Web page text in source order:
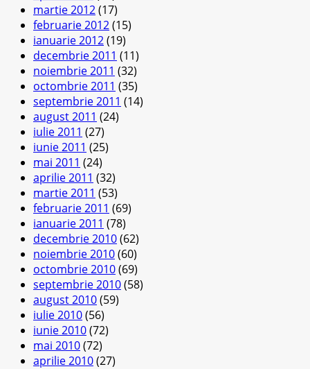
martie 2012(17)
februarie 2012(15)
ianuarie 2012(19)
decembrie 2011 (11)
noiembrie 2011 (32)
octombrie 2011 (35)
septembrie 2011 (14)
august 2011 (24)
iulie 2011 (27)
iunie 2011 (25)
mai 2011 (24)
aprilie 2011 (32)
martie 2011 (53)
februarie 2011 (69)
ianuarie 2011 (78)
decembrie 2010(62)
noiembrie 2010(60)
octombrie 2010(69)
septembrie 2010(58)
august 2010(59)
iulie 2010(56)
iunie 2010(72)
mai 2010(72)
aprilie 2010(27)